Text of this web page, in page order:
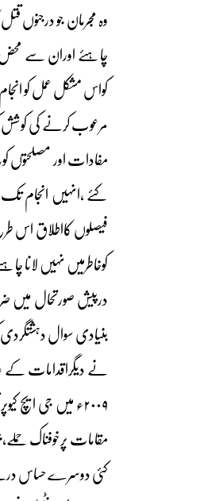
وہ مجرمان جو درجنوں
چاہئے اوران سے محض
کواس مشکل عمل کو
مرعوب کرنے کی کوشش
مفادات اور مصلحتوں
کئے ،انہیں انجام
فیصلوں کااطلاق اس
کوخاطرمیں نہیں لانا
درپیش صورتحال میں
بنیادی سوال دہشتگردی
نے دیگراقدامات کے
۲۰۰۹ء میں جی ایچ
مقامات پرخوفناک
کئی دوسرے حساس درجے